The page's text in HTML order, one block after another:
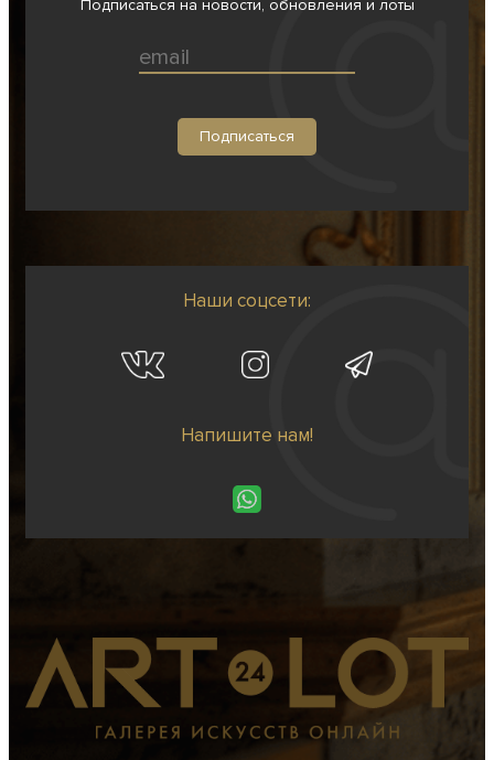
Подписаться на новости, обновления и лоты
Наши соцсети:
Напишите нам!